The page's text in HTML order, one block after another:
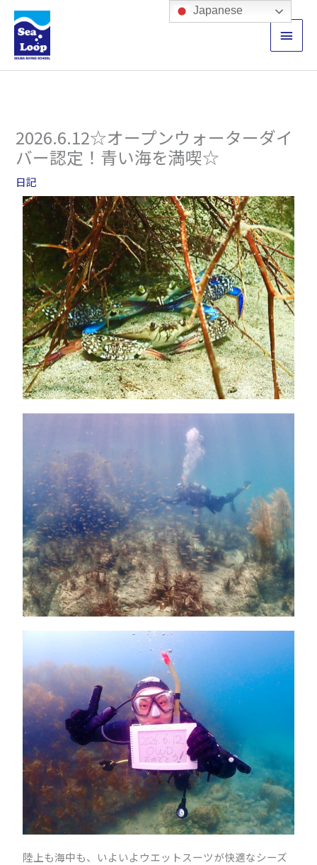
キ
メ
イ
ン
ニ
2026.6.12☆オープンウォーターダイ
バー認定！青い海を満喫☆
日記
陸上も海中も、いよいよウエットスーツが快適なシーズ
Japanese